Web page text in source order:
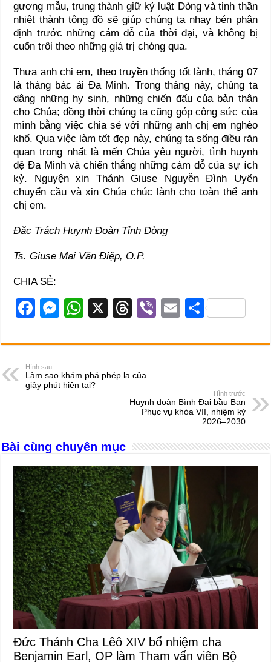
gương mẫu, trung thành giữ kỷ luật Dòng và tinh thần
nhiệt thành tông đồ sẽ giúp chúng ta nhạy bén phân
định trước những cám dỗ của thời đại, và không bị
cuốn trôi theo những giá trị chóng qua.
Thưa anh chị em, theo truyền thống tốt lành, tháng 07
là tháng bác ái Đa Minh. Trong tháng này, chúng ta
dâng những hy sinh, những chiến đấu của bản thân
cho Chúa; đồng thời chúng ta cũng góp công sức của
mình bằng việc chia sẻ với những anh chị em nghèo
khổ. Qua việc làm tốt đẹp này, chúng ta sống điều răn
quan trọng nhất là mến Chúa yêu người, tình huynh
đệ Đa Minh và chiến thắng những cám dỗ của sự ích
kỷ. Nguyện xin Thánh Giuse Nguyễn Đình Uyển
chuyển cầu và xin Chúa chúc lành cho toàn thể anh
chị em.
Đặc Trách Huynh Đoàn Tỉnh Dòng
Ts. Giuse Mai Văn Điệp, O.P.
CHIA SẺ:
F
c
e
b
k
M
ss
n
W
at
A
X
T
e
d
s
Vi
er
E
ail
S
ar
Hình sau
Làm sao khám phá phép lạ của
giây phút hiện tại?
Hình trước
Huynh đoàn Bình Đại bầu Ban
Phục vụ khóa VII, nhiệm kỳ
2026–2030
Bài cùng chuyên mục
Đức Thánh Cha Lêô XIV bổ nhiệm cha
Benjamin Earl, OP làm Tham vấn viên Bộ